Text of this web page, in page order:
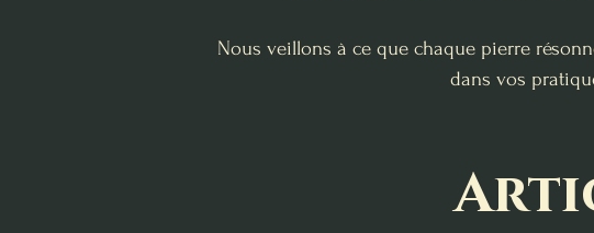
Nous veillons à ce que chaque pierre
dans vos